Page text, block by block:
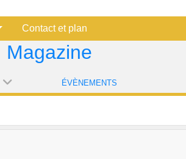
Contact et plan
Magazine
ÉVÈNEMENTS